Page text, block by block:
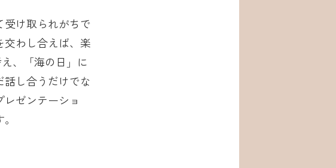
け取られがちで
交わし合えば、楽
、「海の日」に
話し合うだけでな
ゼンテーショ